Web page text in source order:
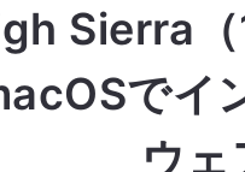
Sierra
でイ
ウェ